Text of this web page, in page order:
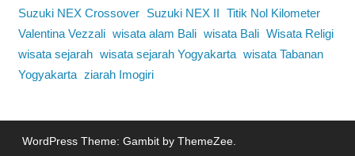
Suzuki NEX Crossover
Suzuki NEX II Titik Nol Kilometer
Valentina Vezzali wisata alam Bali wisata Bali Wisata Religi
wisata sejarah wisata sejarah Yogyakarta wisata Tabanan
Yogyakarta ziarah Imogiri
WordPress Theme: Gambit by ThemeZee.